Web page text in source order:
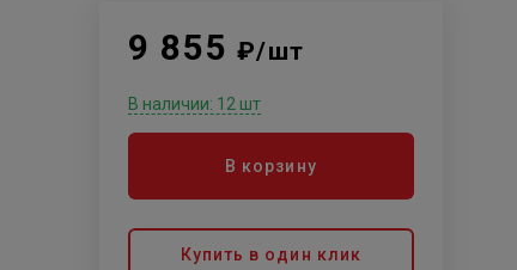
9 855 ₽/шт
В наличии: 12 шт
В корзину
Купить в один клик